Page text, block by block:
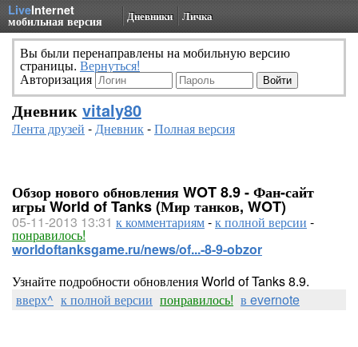
LiveInternet
мобильная версия Дневники Личка
Вы были перенаправлены на мобильную версию
страницы. Вернуться!
Авторизация
Дневник vitaly80
Лента друзей -Дневник-Полная версия
Обзор нового обновления WOT 8.9 - Фан-сайт
игры World of Tanks (Мир танков, WOT)
05-11-2013 13:31 к комментариям-к полной версии -
понравилось!
worldoftanksgame.ru/news/of...-8-9-obzor
Узнайте подробности обновления World of Tanks 8.9.
вверх^ к полной версии понравилось! в evernote